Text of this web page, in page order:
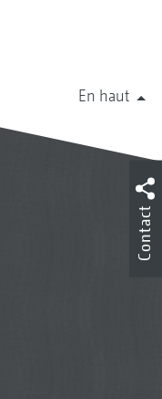
En haut
Contact